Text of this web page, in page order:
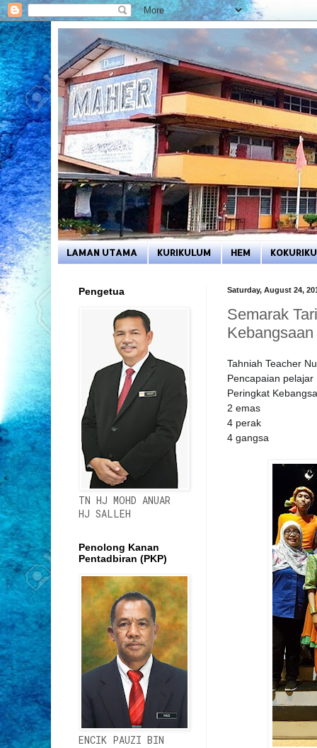
LAMAN UTAMA KURIKULUM HEM
Saturday, August 24,
Semarak
Tahniah Teacher
Pencapaian
Peringkat
2 emas
4 perak
4 gangsa
Pengetua
TN HJ MOHD ANUAR
HJ SALLEH
Penolong Kanan
Pentadbiran (PKP)
ENCIK PAUZI BIN